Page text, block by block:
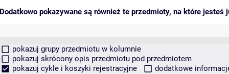
Dodatkowo pokazywane są również te przedmioty, na które jesteś
pokazuj grupy przedmiotu w kolumnie
pokazuj skrócony opis przedmiotu pod przedmiotem
pokazuj cykle i koszyki rejestracyjne
dodatkowe